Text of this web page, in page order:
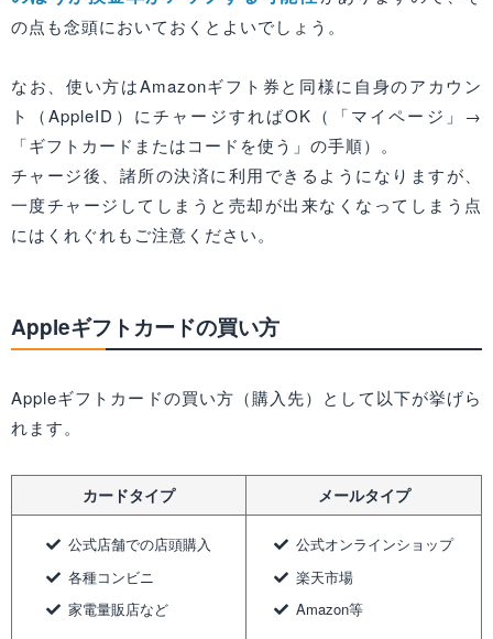
の点も念頭においておくとよいでしょう。
なお、使い方はAmazonギフト券と同様に自身のアカウン
ト（AppleID）にチャージすればOK（「マイページ」→
「ギフトカードまたはコードを使う」の手順）。
チャージ後、諸所の決済に利用できるようになりますが、
一度チャージしてしまうと売却が出来なくなってしまう点
にはくれぐれもご注意ください。
Appleギフトカードの買い方
Appleギフトカードの買い方（購入先）として以下が挙げら
れます。
カードタイプ メールタイプ
公式店舗での店頭購入
各種コンビニ
家電量販店など
公式オンラインショップ
楽天市場
Amazon等